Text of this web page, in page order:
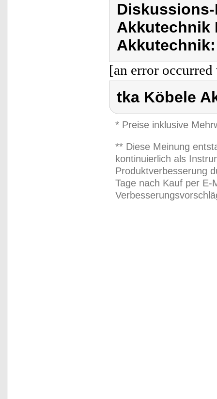
Akkutechnik
Akkutechnik:
[an error
tka Köbele
* Preise inklusive
** Diese Meinung
kontinuierlich als
Produktverbesserung
Tage nach Kauf per E-